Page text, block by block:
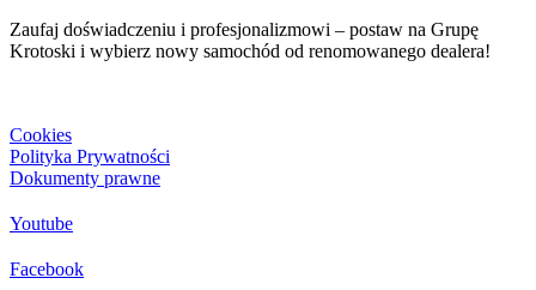
Zaufaj doświadczeniu i profesjonalizmowi – postaw na Grupę
Krotoski i wybierz nowy samochód od renomowanego dealera!
Cookies
Polityka Prywatności
Dokumenty prawne
Youtube
Facebook